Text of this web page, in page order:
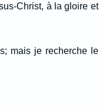
Christ, à la gloire et
mais je recherche le